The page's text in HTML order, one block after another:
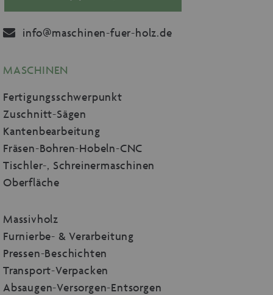
info@maschinen-fuer-holz.de
MASCHINEN
Fertigungsschwerpunkt
Zuschnitt-Sägen
Kantenbearbeitung
Fräsen-Bohren-Hobeln-CNC
Tischler-, Schreinermaschinen
Oberfläche
Massivholz
Furnierbe- & Verarbeitung
Pressen-Beschichten
Transport-Verpacken
Absaugen-Versorgen-Entsorgen